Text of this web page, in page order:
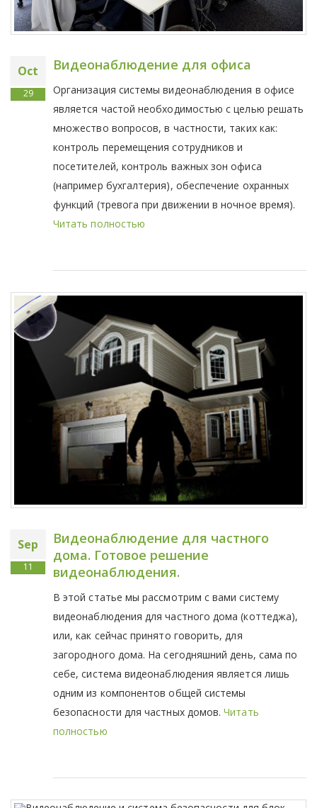
Oct
29
Видеонаблюдение для офиса
Организация системы видеонаблюдения в офисе
является частой необходимостью с целью решать
множество вопросов, в частности, таких как:
контроль перемещения сотрудников и
посетителей, контроль важных зон офиса
(например бухгалтерия), обеспечение охранных
функций (тревога при движении в ночное время).
Читать полностью
Sep
11
Видеонаблюдение для частного
дома. Готовое решение
видеонаблюдения.
В этой статье мы рассмотрим с вами систему
видеонаблюдения для частного дома (коттеджа),
или, как сейчас принято говорить, для
загородного дома. На сегодняшний день, сама по
себе, система видеонаблюдения является лишь
одним из компонентов общей системы
безопасности для частных домов.Читать
полностью